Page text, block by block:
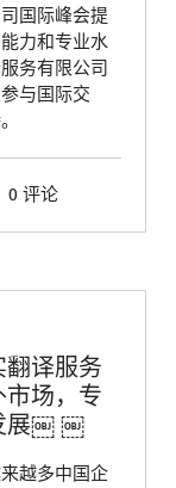
国际峰会提
力和专业水
务有限公司
与国际交
0 评论
翻译服务
场，专
展￼ ￼
越多中国企